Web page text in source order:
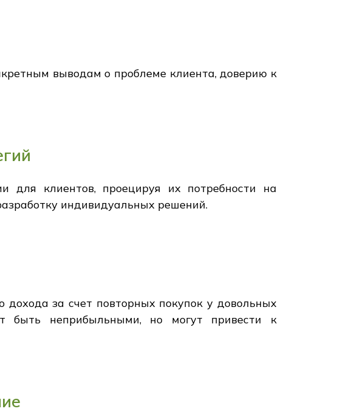
выводам о проблеме клиента, доверию к
для клиентов, проецируя их потребности на
индивидуальных решений.
дохода за счет повторных покупок у довольных
быть неприбыльными, но могут привести к